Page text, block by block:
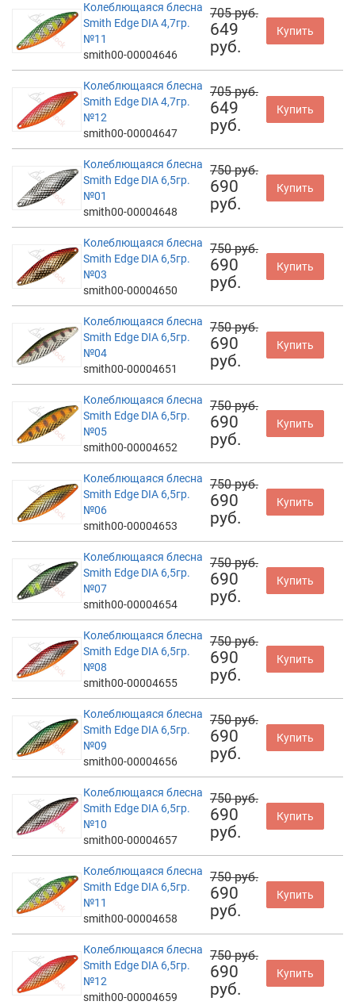
Колеблющаяся блесна
Smith Edge DIA 4,7гр.
№11
smith00-00004646
705 руб.
649
руб.
Купить
Колеблющаяся блесна
Smith Edge DIA 4,7гр.
№12
smith00-00004647
705 руб.
649
руб.
Купить
Колеблющаяся блесна
Smith Edge DIA 6,5гр.
№01
smith00-00004648
750 руб.
690
руб.
Купить
Колеблющаяся блесна
Smith Edge DIA 6,5гр.
№03
smith00-00004650
750 руб.
690
руб.
Купить
Колеблющаяся блесна
Smith Edge DIA 6,5гр.
№04
smith00-00004651
750 руб.
690
руб.
Купить
Колеблющаяся блесна
Smith Edge DIA 6,5гр.
№05
smith00-00004652
750 руб.
690
руб.
Купить
Колеблющаяся блесна
Smith Edge DIA 6,5гр.
№06
smith00-00004653
750 руб.
690
руб.
Купить
Колеблющаяся блесна
Smith Edge DIA 6,5гр.
№07
smith00-00004654
750 руб.
690
руб.
Купить
Колеблющаяся блесна
Smith Edge DIA 6,5гр.
№08
smith00-00004655
750 руб.
690
руб.
Купить
Колеблющаяся блесна
Smith Edge DIA 6,5гр.
№09
smith00-00004656
750 руб.
690
руб.
Купить
Колеблющаяся блесна
Smith Edge DIA 6,5гр.
№10
smith00-00004657
750 руб.
690
руб.
Купить
Колеблющаяся блесна
Smith Edge DIA 6,5гр.
№11
smith00-00004658
750 руб.
690
руб.
Купить
Колеблющаяся блесна
Smith Edge DIA 6,5гр.
№12
smith00-00004659
750 руб.
690
руб.
Купить